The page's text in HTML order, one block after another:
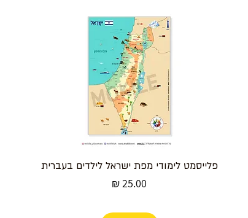
פלייסמט לימודי מפת ישראל לילדים בעברית
מחיר